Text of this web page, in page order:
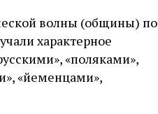
волны (общины) по
характерное
«поляками»,
«йеменцами»,